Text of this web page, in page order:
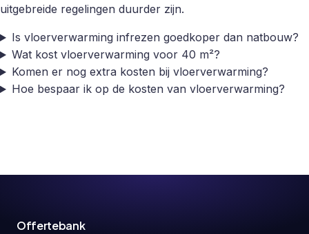
uitgebreide regelingen duurder zijn.
Is vloerverwarming infrezen goedkoper dan natbouw?
Wat kost vloerverwarming voor 40 m²?
Komen er nog extra kosten bij vloerverwarming?
Hoe bespaar ik op de kosten van vloerverwarming?
Offertebank